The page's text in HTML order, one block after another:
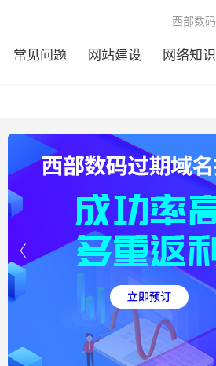
常见问题 网站建设 网络知识
西部数码
